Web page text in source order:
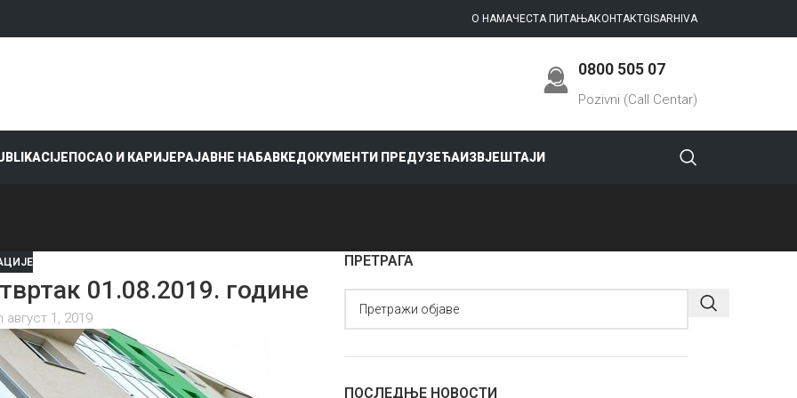
О НАМАЧЕСТА ПИТАЊАКОНТАКТGISARHIVA
0800 505 07
Pozivni (Call Centar)
ПОСАО И КАРИЈЕРАЈАВНЕ НАБАВКЕДОКУМЕНТИ ПРЕДУЗЕЋАИЗВЈЕШТАЈИ
01.08.2019. године
август 1, 2019
ПРЕТРАГА
ПОСЛЕДЊЕ НОВОСТИ